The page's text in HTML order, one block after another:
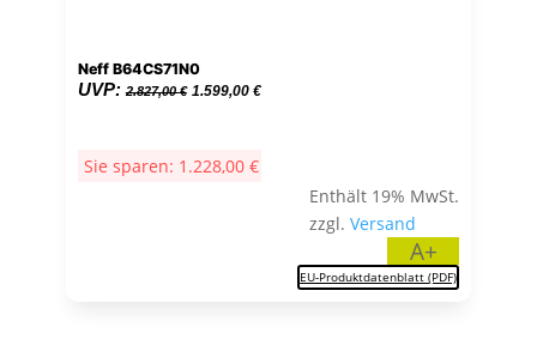
Neff B64CS71N0
UVP: 2.827,00€ Ursprünglicher
2.827,00 €
1.599,00 €Aktueller
Sie sparen: 1.228,00 €
Enthält 19% MwSt.
zzgl.Versand
A+
EU-Produktdatenblatt (PDF)